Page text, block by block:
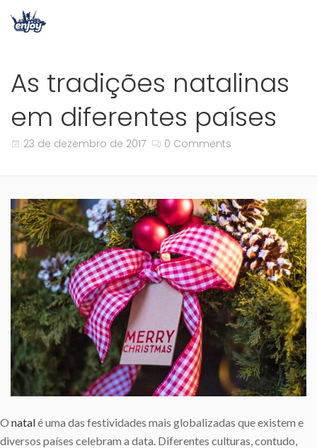
As tradições natalinas
em diferentes países
23 de dezembro de 2017 0 Comments
O natalé uma das festividades mais globalizadas que existem e
diversos países celebram a data. Diferentes culturas, contudo,